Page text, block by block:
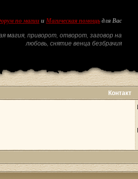
по магии и Магическая помощь для Вас
магия, приворот, отворот, заговор на
любовь, снятие венца безбрачия
Контакт